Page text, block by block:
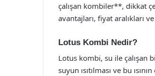
çalışan kombiler**, dikkat
avantajları, fiyat aralıkları
Lotus Kombi Nedir?
Lotus kombi, su ile çalışan
suyun ısıtılması ve bu